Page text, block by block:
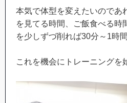
本気で体型を変えたいのであ
を見てる時間、ご飯食べる時
を少しずづ削れば30分～1時
これを機会にトレーニングを